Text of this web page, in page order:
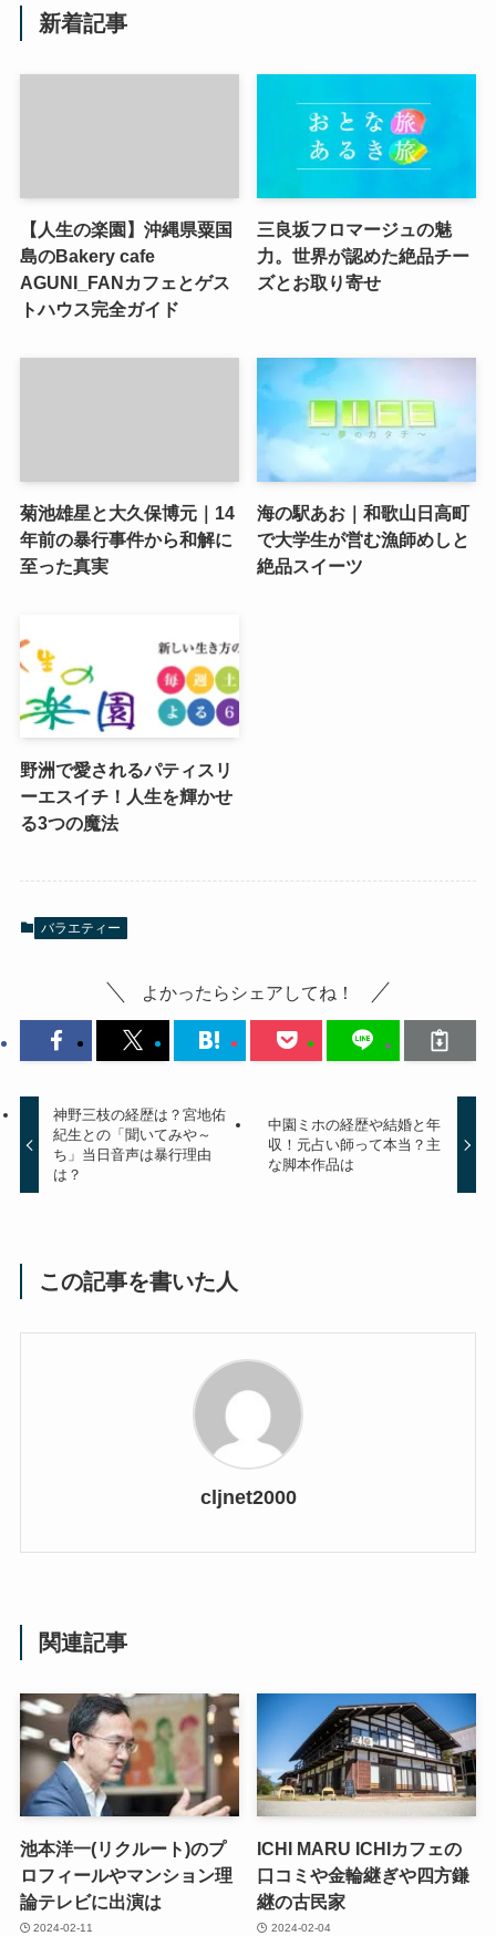
新着記事
【人生の楽園】沖縄県粟国
島のBakery cafe
AGUNI_FANカフェとゲス
トハウス完全ガイド
三良坂フロマージュの魅
力。世界が認めた絶品チー
ズとお取り寄せ
菊池雄星と大久保博元｜14
年前の暴行事件から和解に
至った真実
海の駅あお｜和歌山日高町
で大学生が営む漁師めしと
絶品スイーツ
野洲で愛されるパティスリ
ーエスイチ！人生を輝かせ
る3つの魔法
バラエティー
よかったらシェアしてね！
神野三枝の経歴は？宮地佑
紀生との「聞いてみや～
ち」当日音声は暴行理由
は？
中園ミホの経歴や結婚と年
収！元占い師って本当？主
な脚本作品は
この記事を書いた人
cljnet2000
関連記事
池本洋一(リクルート)のプ
ロフィールやマンション理
論テレビに出演は
2024-02-11
ICHI MARU ICHIカフェの
口コミや金輪継ぎや四方鎌
継の古民家
2024-02-04